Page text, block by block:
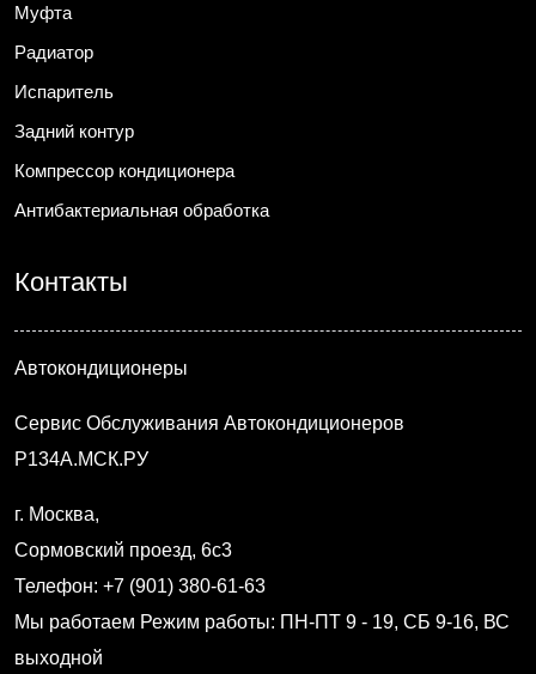
Муфта
Радиатор
Испаритель
Задний контур
Компрессор кондиционера
Антибактериальная обработка
Контакты
Автокондиционеры
Сервис Обслуживания Автокондиционеров
Р134А.МСК.РУ
г. Москва,
Сормовский проезд, 6с3
Телефон: +7 (901) 380-61-63
Мы работаем Режим работы: ПН-ПТ 9 - 19, СБ 9-16, ВС
выходной